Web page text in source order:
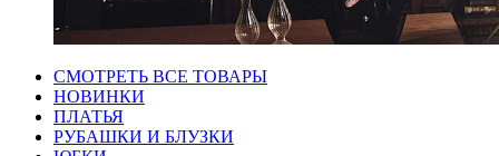
СМОТРЕТЬ ВСЕ ТОВАРЫ
НОВИНКИ
ПЛАТЬЯ
РУБАШКИ И БЛУЗКИ